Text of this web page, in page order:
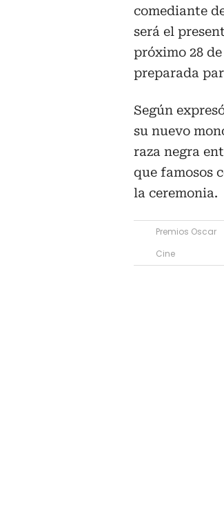
comediante
será el
próximo 28
preparada
Según
su nuevo
raza negra
que famosos
la ceremonia.
Premios Oscar
Cine